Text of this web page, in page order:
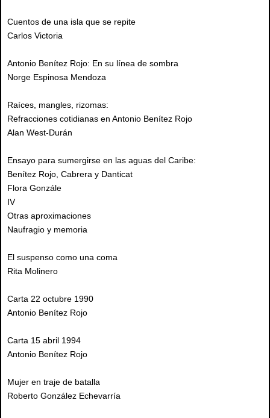
Cuentos de una isla que se repite
Carlos Victoria
Antonio Benítez Rojo: En su línea de sombra
Norge Espinosa Mendoza
Raíces, mangles, rizomas:
Refracciones cotidianas en Antonio Benítez Rojo
Alan West-Durán
Ensayo para sumergirse en las aguas del Caribe:
Benítez Rojo, Cabrera y Danticat
Flora Gonzále
IV
Otras aproximaciones
Naufragio y memoria
El suspenso como una coma
Rita Molinero
Carta 22 octubre 1990
Antonio Benítez Rojo
Carta 15 abril 1994
Antonio Benítez Rojo
Mujer en traje de batalla
Roberto González Echevarría